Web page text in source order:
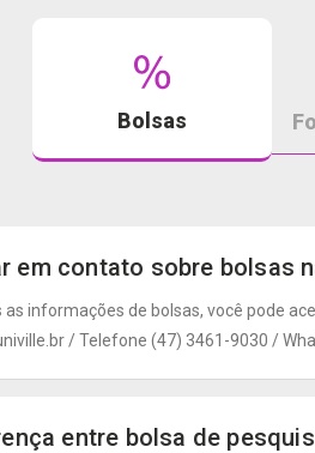
Bolsas
em contato sobre bolsas
as informações de bolsas, você pode
/ Telefone (47) 3461-9030 /
entre bolsa de